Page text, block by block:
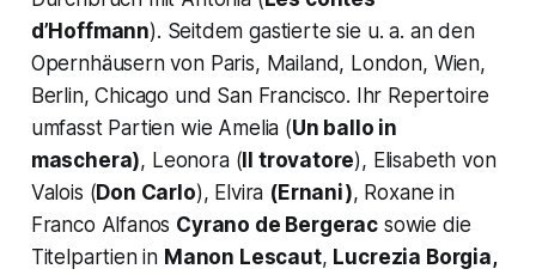
d’Hoffmann). Seitdem gastierte sie u. a. an den
Opernhäusern von Paris, Mailand, London, Wien,
Berlin, Chicago und San Francisco. Ihr Repertoire
umfasst Partien wie Amelia (Un ballo in
maschera), Leonora ( Il trovatore), Elisabeth von
Valois (Don Carlo), Elvira (Ernani), Roxane in
Franco Alfanos Cyrano de Bergerac sowie die
Titelpartien in Manon Lescaut, Lucrezia Borgia,